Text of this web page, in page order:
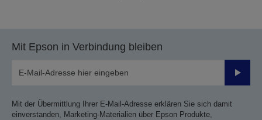
Mit Epson in Verbindung bleiben
Mit der Übermittlung Ihrer E-Mail-Adresse erklären Sie sich damit
einverstanden, Marketing-Materialien über Epson Produkte,